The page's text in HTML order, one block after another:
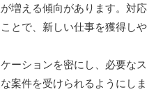
増える傾向があります。対応
とで、新しい仕事を獲得しや
ーションを密にし、必要なス
案件を受けられるようにしま